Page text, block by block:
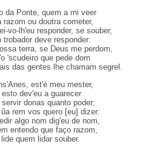
da Ponte, quem a mi veer
razom ou doutra cometer,
vo-lh'eu responder, se souber,
trobador deve responder:
terra, se Deus me perdom,
'scudeiro que pede dom
das gentes lhe chamam segrel .
est'é meu mester,
esto dev'eu a guarecer
servir donas quanto poder;
ũa rem vos quero [eu] dizer:
algo nom dig'eu de nom,
entendo que faço razom,
quem lidar souber.